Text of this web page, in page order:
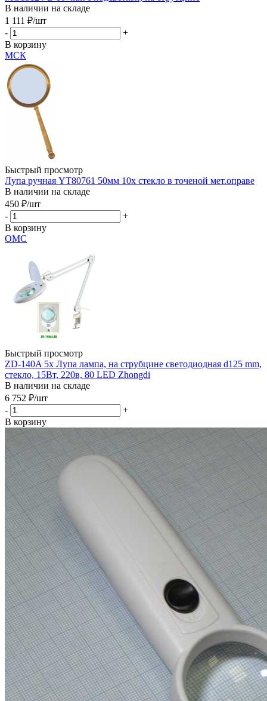
В наличии на складе
1 111 ₽/шт
-
+
В корзину
МСК
Быстрый просмотр
Лупа ручная YT80761 50мм 10х стекло в точеной мет.оправе
В наличии на складе
450 ₽/шт
-
+
В корзину
ОМС
Быстрый просмотр
ZD-140A 5x Лупа лампа, на струбцине светодиодная d125 mm,
стекло, 15Вт, 220в, 80 LED Zhongdi
В наличии на складе
6 752 ₽/шт
-
+
В корзину